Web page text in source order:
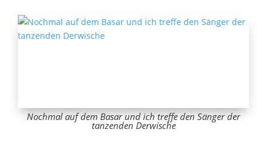
Nochmal auf dem Basar und ich treffe den Sänger der
tanzenden Derwische